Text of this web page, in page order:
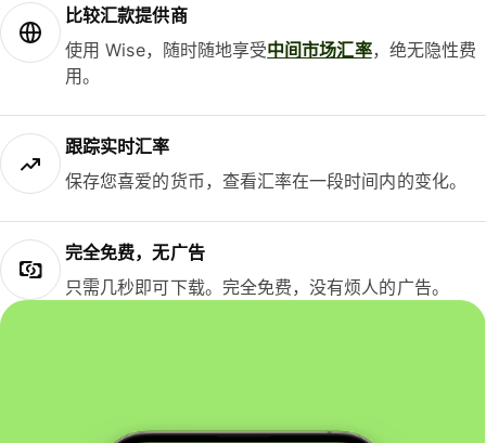
比较汇款提供商
使用 Wise，随时随地享受中间市场汇率，绝无隐性费
用。
跟踪实时汇率
保存您喜爱的货币，查看汇率在一段时间内的变化。
完全免费，无广告
只需几秒即可下载。完全免费，没有烦人的广告。